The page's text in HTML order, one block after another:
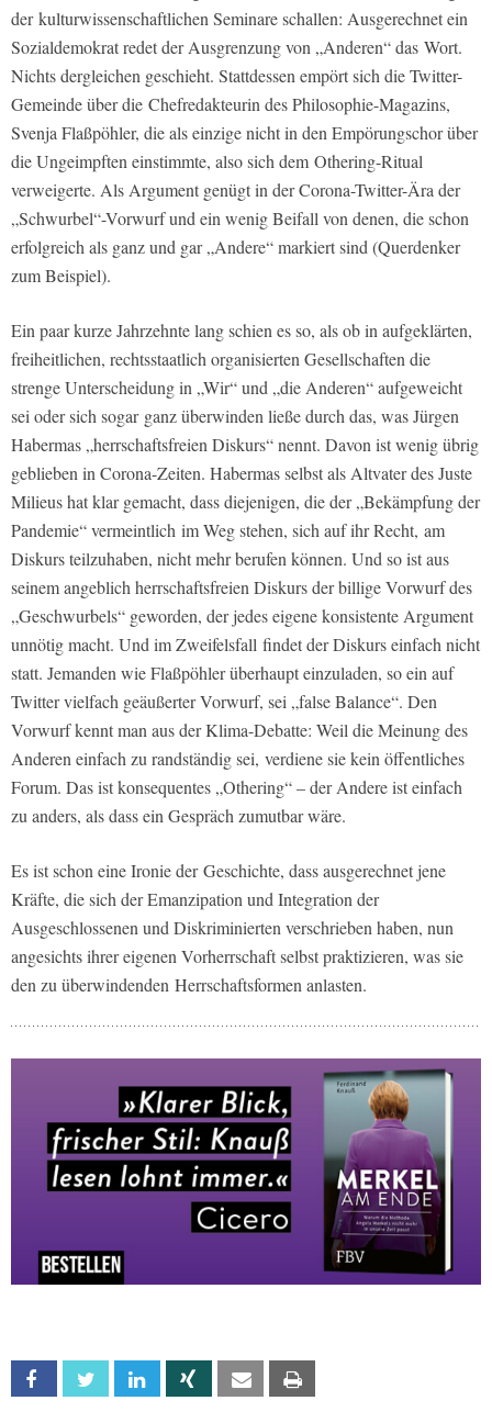
der kulturwissenschaftlichen Seminare schallen: Ausgerechnet ein
Sozialdemokrat redet der Ausgrenzung von „Anderen“ das Wort.
Nichts dergleichen geschieht. Stattdessen empört sich die Twitter-
Gemeinde über die Chefredakteurin des Philosophie-Magazins,
Svenja Flaßpöhler, die als einzige nicht in den Empörungschor über
die Ungeimpften einstimmte, also sich dem Othering-Ritual
verweigerte. Als Argument genügt in der Corona-Twitter-Ära der
„Schwurbel“-Vorwurf und ein wenig Beifall von denen, die schon
erfolgreich als ganz und gar „Andere“ markiert sind (Querdenker
zum Beispiel).
Ein paar kurze Jahrzehnte lang schien es so, als ob in aufgeklärten,
freiheitlichen, rechtsstaatlich organisierten Gesellschaften die
strenge Unterscheidung in „Wir“ und „die Anderen“ aufgeweicht
sei oder sich sogar ganz überwinden ließe durch das, was Jürgen
Habermas „herrschaftsfreien Diskurs“ nennt. Davon ist wenig übrig
geblieben in Corona-Zeiten. Habermas selbst als Altvater des Juste
Milieus hat klar gemacht, dass diejenigen, die der „Bekämpfung der
Pandemie“ vermeintlich im Weg stehen, sich auf ihr Recht, am
Diskurs teilzuhaben, nicht mehr berufen können. Und so ist aus
seinem angeblich herrschaftsfreien Diskurs der billige Vorwurf des
„Geschwurbels“ geworden, der jedes eigene konsistente Argument
unnötig macht. Und im Zweifelsfall findet der Diskurs einfach nicht
statt. Jemanden wie Flaßpöhler überhaupt einzuladen, so ein auf
Twitter vielfach geäußerter Vorwurf, sei „false Balance“. Den
Vorwurf kennt man aus der Klima-Debatte: Weil die Meinung des
Anderen einfach zu randständig sei, verdiene sie kein öffentliches
Forum. Das ist konsequentes „Othering“ – der Andere ist einfach
zu anders, als dass ein Gespräch zumutbar wäre.
Es ist schon eine Ironie der Geschichte, dass ausgerechnet jene
Kräfte, die sich der Emanzipation und Integration der
Ausgeschlossenen und Diskriminierten verschrieben haben, nun
angesichts ihrer eigenen Vorherrschaft selbst praktizieren, was sie
den zu überwindenden Herrschaftsformen anlasten.
Facebook Twitter Linkedin Xing Email